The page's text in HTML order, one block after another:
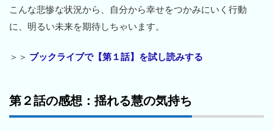
こんな悲惨な状況から、自分から幸せをつかみにいく行動
に、明るい未来を期待しちゃいます。
＞＞ ブックライブで【第１話】を試し読みする
第２話の感想：揺れる慧の気持ち